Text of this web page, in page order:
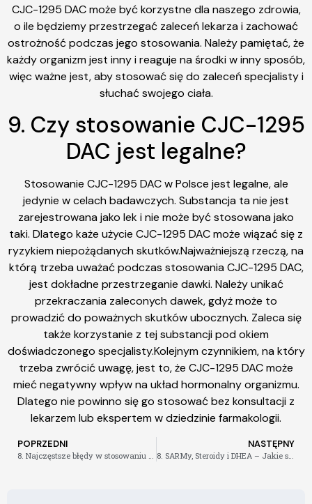
CJC-1295 DAC może być korzystne dla naszego zdrowia,
o ile będziemy przestrzegać zaleceń lekarza i zachować
ostrożność podczas jego stosowania. Należy pamiętać, że
każdy organizm jest inny i reaguje na środki w inny sposób,
więc ważne jest, aby stosować się do zaleceń specjalisty i
słuchać swojego ciała.
9. Czy stosowanie CJC-1295
DAC jest legalne?
Stosowanie CJC-1295 DAC w Polsce jest legalne, ale
jedynie w celach badawczych. Substancja ta nie jest
zarejestrowana jako lek i nie może być stosowana jako
taki. Dlatego każe użycie CJC-1295 DAC może wiązać się z
ryzykiem niepożądanych skutków.Najważniejszą rzeczą, na
którą trzeba uważać podczas stosowania CJC-1295 DAC,
jest dokładne przestrzeganie dawki. Należy unikać
przekraczania zaleconych dawek, gdyż może to
prowadzić do poważnych skutków ubocznych. Zaleca się
także korzystanie z tej substancji pod okiem
doświadczonego specjalisty.Kolejnym czynnikiem, na który
trzeba zwrócić uwagę, jest to, że CJC-1295 DAC może
mieć negatywny wpływ na układ hormonalny organizmu.
Dlatego nie powinno się go stosować bez konsultacji z
lekarzem lub ekspertem w dziedzinie farmakologii.
POPRZEDNI NASTĘPNY
8. SARMy, Steroidy i DHEA – Jakie są skutki uboczne